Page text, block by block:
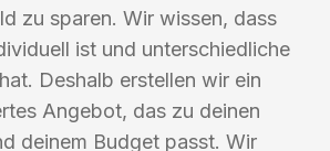
zu sparen. Wir wissen, dass
ist und unterschiedliche
Deshalb erstellen wir ein
Angebot, das zu deinen
deinem Budget passt. Wir